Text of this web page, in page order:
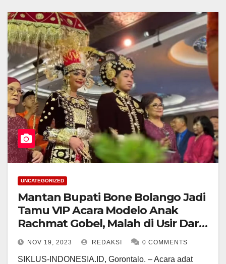
UNCATEGORIZED
Mantan Bupati Bone Bolango Jadi
Tamu VIP Acara Modelo Anak
Rachmat Gobel, Malah di Usir Dari
Ruangan
NOV 19, 2023 REDAKSI 0 COMMENTS
SIKLUS-INDONESIA.ID, Gorontalo. – Acara adat